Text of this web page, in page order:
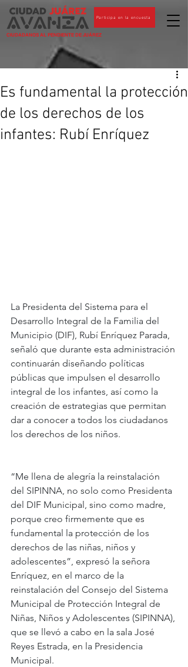
CIUDADANOS AL PENDIENTE DE JUÁREZ
Participa en la encuesta
Es fundamental la protección
de los derechos de los
infantes: Rubí Enríquez
La Presidenta del Sistema para el
Desarrollo Integral de la Familia del
Municipio (DIF), Rubí Enríquez Parada,
señaló que durante esta administración
continuarán diseñando políticas
públicas que impulsen el desarrollo
integral de los infantes, así como la
creación de estrategias que permitan
dar a conocer a todos los ciudadanos
los derechos de los niños.
“Me llena de alegría la reinstalación
del SIPINNA, no solo como Presidenta
del DIF Municipal, sino como madre,
porque creo firmemente que es
fundamental la protección de los
derechos de las niñas, niños y
adolescentes”, expresó la señora
Enríquez, en el marco de la
reinstalación del Consejo del Sistema
Municipal de Protección Integral de
Niñas, Niños y Adolescentes (SIPINNA),
que se llevó a cabo en la sala José
Reyes Estrada, en la Presidencia
Municipal.